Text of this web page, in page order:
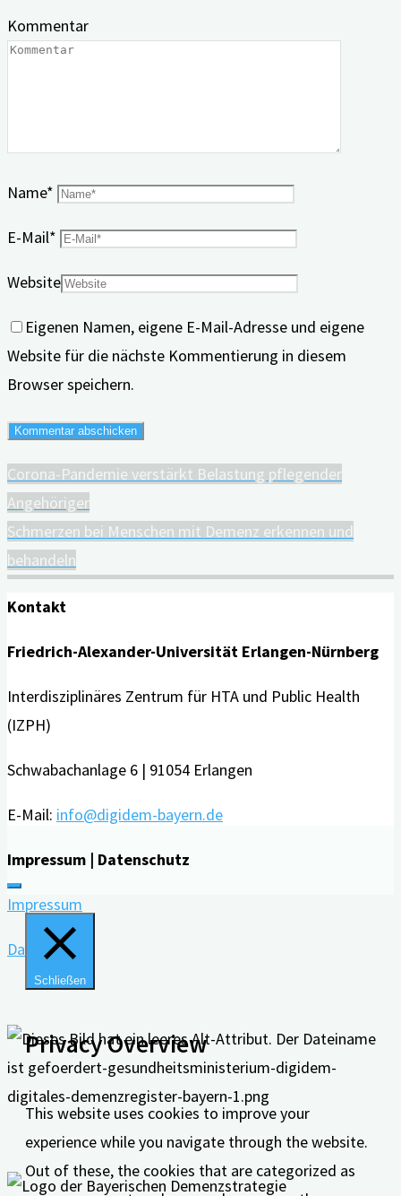
Kommentar
Name*
E-Mail*
Website
Eigenen Namen, eigene E-Mail-Adresse und eigene
Website für die nächste Kommentierung in diesem
Browser speichern.
Corona-Pandemie verstärkt Belastung pflegender
Angehöriger
Schmerzen bei Menschen mit Demenz erkennen und
behandeln
Kontakt
Friedrich-Alexander-Universität Erlangen-Nürnberg
Interdisziplinäres Zentrum für HTA und Public Health
(IZPH)
Schwabachanlage 6 | 91054 Erlangen
E-Mail: info@digidem-bayern.de
Impressum | Datenschutz
Impressum
Datenschutz
Schließen
Privacy Overview
This website uses cookies to improve your
experience while you navigate through the website.
Out of these, the cookies that are categorized as